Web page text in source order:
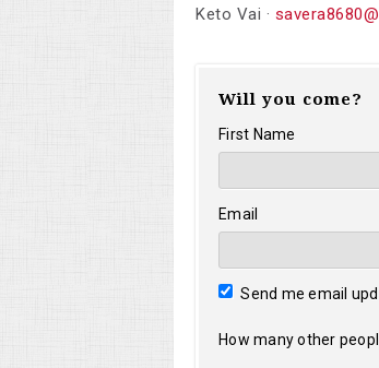
Keto Vai ·
Will you come?
First Name
Email
Send me email
How many other